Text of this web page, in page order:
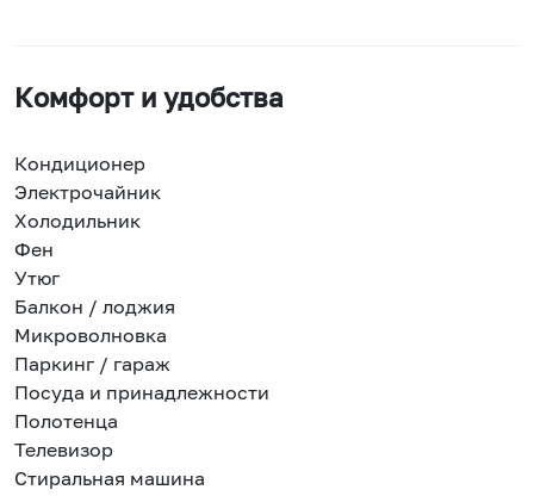
Комфорт и удобства
Кондиционер
Электрочайник
Холодильник
Фен
Утюг
Балкон / лоджия
Микроволновка
Паркинг / гараж
Посуда и принадлежности
Полотенца
Телевизор
Стиральная машина